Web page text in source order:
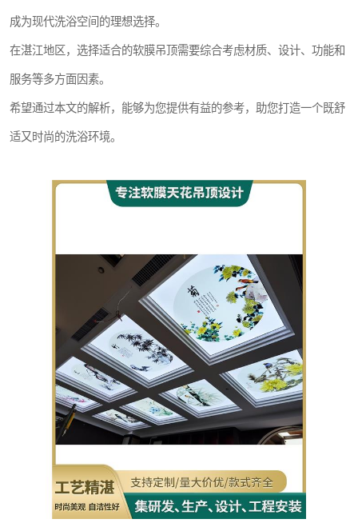
成为现代洗浴空间的理想选择。
在湛江地区，选择适合的软膜吊顶需要综合考虑材质、设计、功能和
服务等多方面因素。
希望通过本文的解析，能够为您提供有益的参考，助您打造一个既舒
适又时尚的洗浴环境。